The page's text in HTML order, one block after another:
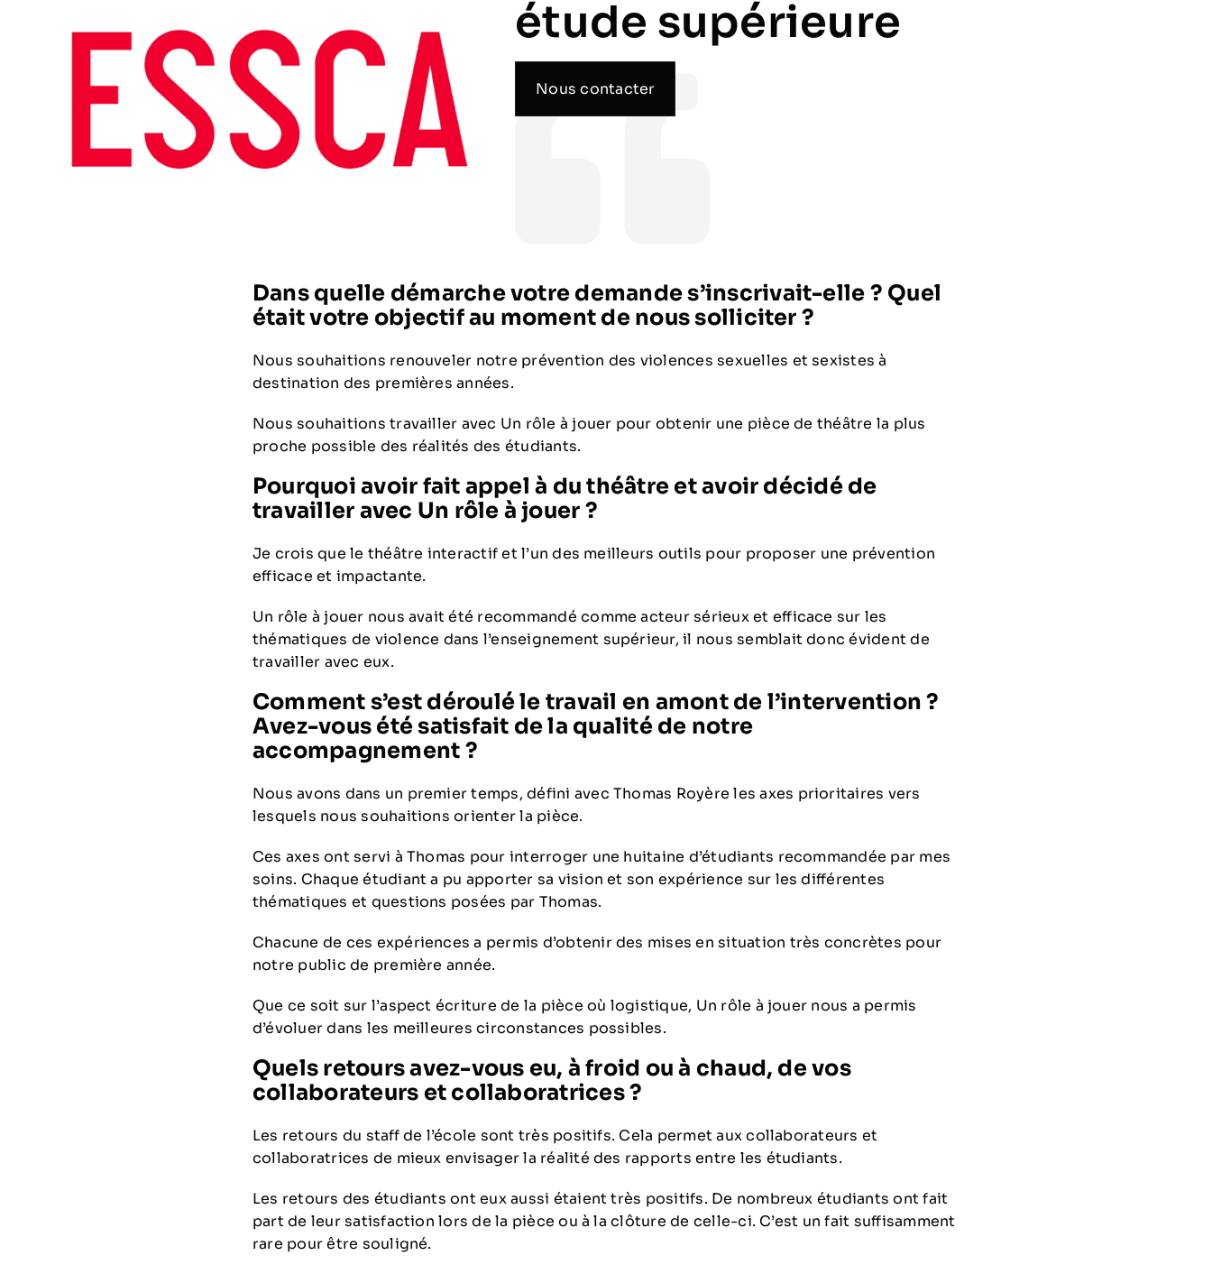
étude supérieure
Nous contacter
Dans quelle démarche votre demande s’inscrivait-elle ? Quel
était votre objectif au moment de nous solliciter ?
Nous souhaitions renouveler notre prévention des violences sexuelles et sexistes à
destination des premières années.
Nous souhaitions travailler avec Un rôle à jouer pour obtenir une pièce de théâtre la plus
proche possible des réalités des étudiants.
Pourquoi avoir fait appel à du théâtre et avoir décidé de
travailler avec Un rôle à jouer ?
Je crois que le théâtre interactif et l’un des meilleurs outils pour proposer une prévention
efficace et impactante.
Un rôle à jouer nous avait été recommandé comme acteur sérieux et efficace sur les
thématiques de violence dans l’enseignement supérieur, il nous semblait donc évident de
travailler avec eux.
Comment s’est déroulé le travail en amont de l’intervention ?
Avez-vous été satisfait de la qualité de notre
accompagnement ?
Nous avons dans un premier temps, défini avec Thomas Royère les axes prioritaires vers
lesquels nous souhaitions orienter la pièce.
Ces axes ont servi à Thomas pour interroger une huitaine d’étudiants recommandée par mes
soins. Chaque étudiant a pu apporter sa vision et son expérience sur les différentes
thématiques et questions posées par Thomas.
Chacune de ces expériences a permis d’obtenir des mises en situation très concrètes pour
notre public de première année.
Que ce soit sur l’aspect écriture de la pièce où logistique, Un rôle à jouer nous a permis
d’évoluer dans les meilleures circonstances possibles.
Quels retours avez-vous eu, à froid ou à chaud, de vos
collaborateurs et collaboratrices ?
Les retours du staff de l’école sont très positifs. Cela permet aux collaborateurs et
collaboratrices de mieux envisager la réalité des rapports entre les étudiants.
Les retours des étudiants ont eux aussi étaient très positifs. De nombreux étudiants ont fait
part de leur satisfaction lors de la pièce ou à la clôture de celle-ci. C’est un fait suffisamment
rare pour être souligné.